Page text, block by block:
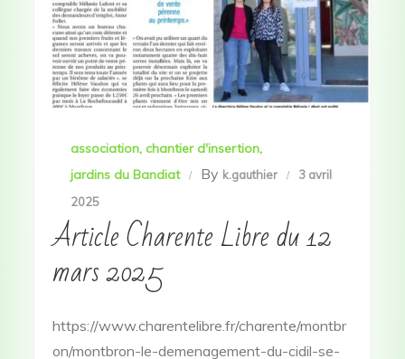
association chantier d'insertion
jardins du Bandiat
By k.gauthier
3 avril
2025
Article Charente Libre du 12
mars 2025
https://www.charentelibre.fr/charente/montbr
on/montbron-le-demenagement-du-cidil-se-